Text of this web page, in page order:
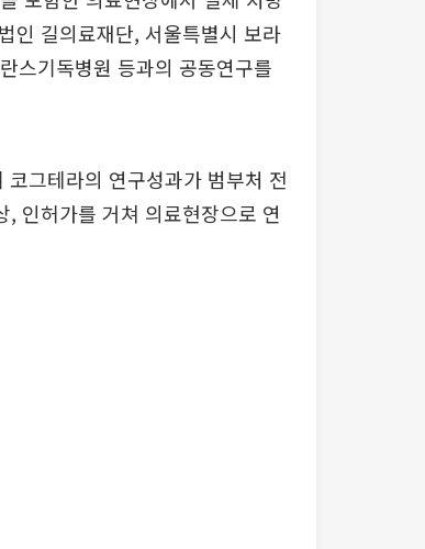
인 길의료재단, 서울특별시 보라
스기독병원 등과의 공동연구를
그테라의 연구성과가 범부처 전
인허가를 거쳐 의료현장으로 연